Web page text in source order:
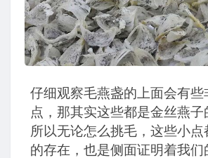
仔细观察毛燕盏的上面会有些
点，那其实这些都是金丝燕子
所以无论怎么挑毛，这些小
的存在，也是侧面证明着我